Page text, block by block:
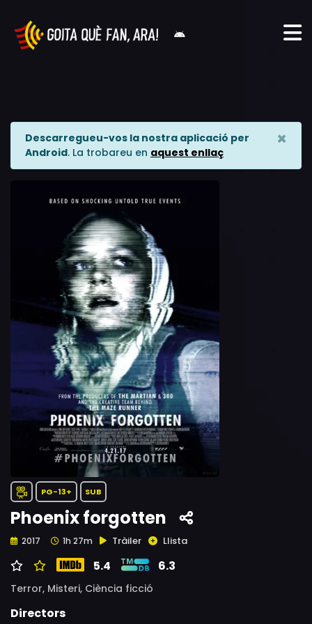
Descarregueu-vos la nostra aplicació per
Android. La trobareu en aquest enllaç
×
PG-13+ SUB
Phoenix forgotten
2017 1h 27m Tràiler Llista
5.4 6.3
Terror, Misteri, Ciència ficció
Directors